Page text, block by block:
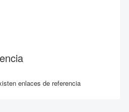
enlaces de referencia